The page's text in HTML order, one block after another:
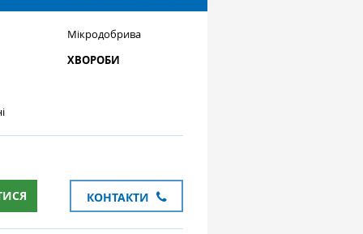
Мікродобрива
ХВОРОБИ
КОНТАКТИ